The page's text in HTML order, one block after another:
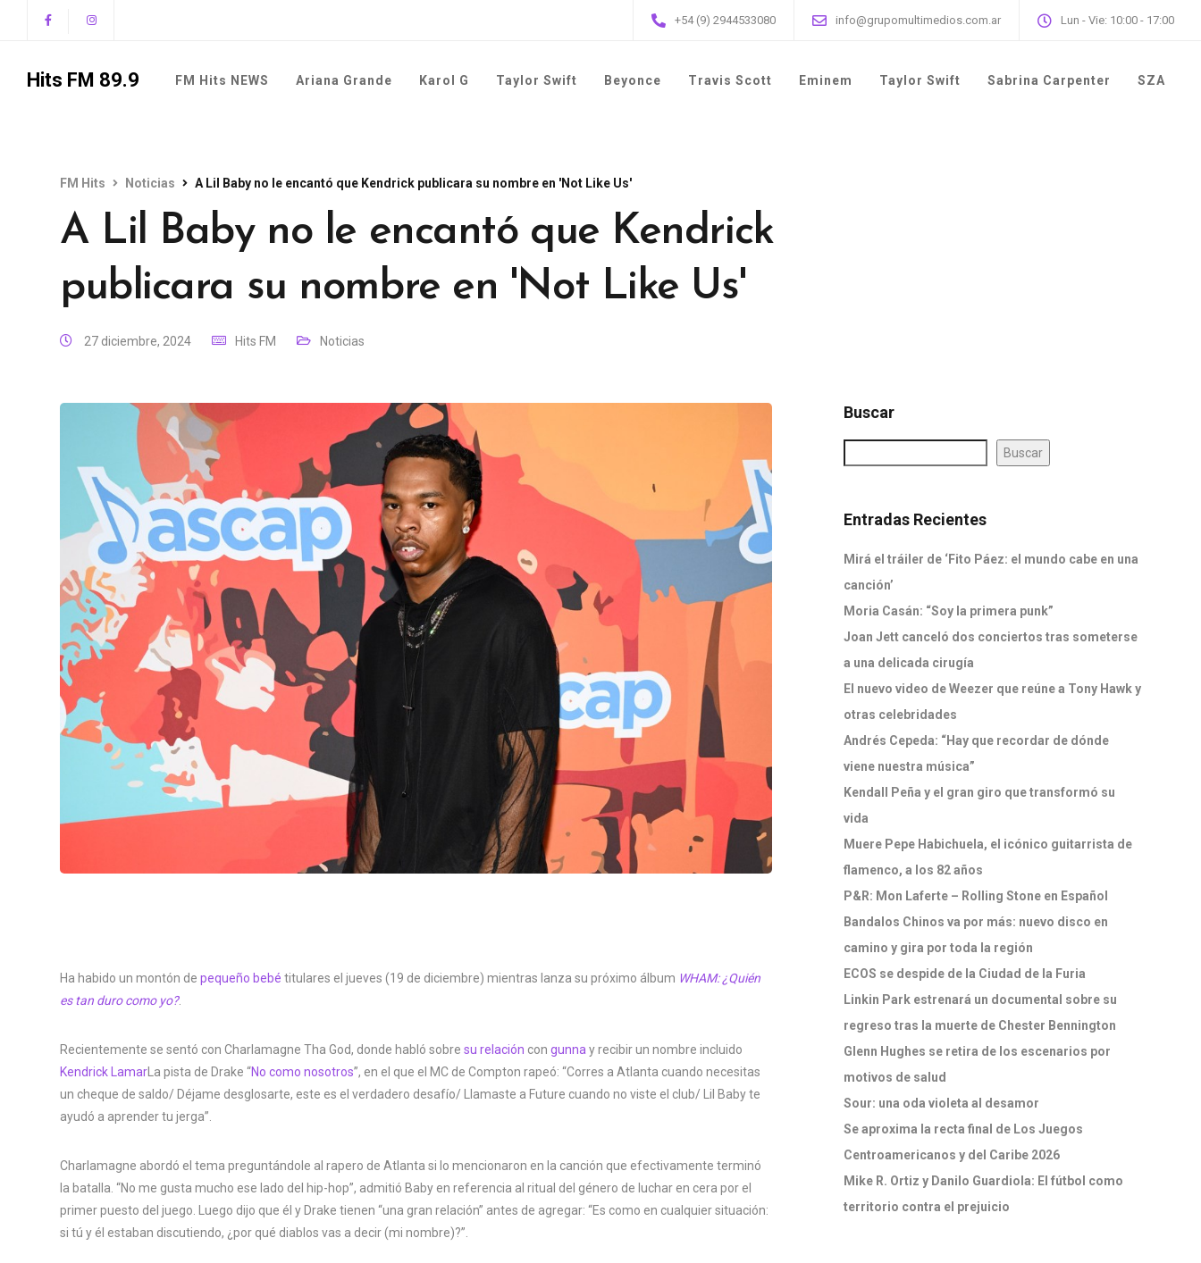
+54 (9) 2944533080 info@grupomultimedios.com.ar Lun - Vie: 10:00 - 17:00
Hits FM 89.9 FM Hits NEWS Ariana Grande Karol G Taylor Swift Beyonce Travis Scott Eminem Taylor Swift Sabrina Carpenter SZA
FM Hits Noticias A Lil Baby no le encantó que Kendrick publicara su nombre en 'Not Like Us'
A Lil Baby no le encantó que Kendrick
publicara su nombre en 'Not Like Us'
27 diciembre, 2024 Hits FM Noticias
Ha habido un montón de pequeño bebé titulares el jueves (19 de diciembre) mientras lanza su próximo álbum WHAM: ¿Quién
es tan duro como yo?.
Recientemente se sentó con Charlamagne Tha God, donde habló sobre su relación con gunna y recibir un nombre incluido
Kendrick Lamar La pista de Drake “No como nosotros”, en el que el MC de Compton rapeó: “Corres a Atlanta cuando necesitas
un cheque de saldo/ Déjame desglosarte, este es el verdadero desafío/ Llamaste a Future cuando no viste el club/ Lil Baby te
ayudó a aprender tu jerga”.
Charlamagne abordó el tema preguntándole al rapero de Atlanta si lo mencionaron en la canción que efectivamente terminó
la batalla. “No me gusta mucho ese lado del hip-hop”, admitió Baby en referencia al ritual del género de luchar en cera por el
primer puesto del juego. Luego dijo que él y Drake tienen “una gran relación” antes de agregar: “Es como en cualquier situación:
si tú y él estaban discutiendo, ¿por qué diablos vas a decir (mi nombre)?”.
Buscar
Buscar
Entradas Recientes
Mirá el tráiler de ‘Fito Páez: el mundo cabe en una
canción’
Moria Casán: “Soy la primera punk”
Joan Jett canceló dos conciertos tras someterse
a una delicada cirugía
El nuevo video de Weezer que reúne a Tony Hawk y
otras celebridades
Andrés Cepeda: “Hay que recordar de dónde
viene nuestra música”
Kendall Peña y el gran giro que transformó su
vida
Muere Pepe Habichuela, el icónico guitarrista de
flamenco, a los 82 años
P&R: Mon Laferte – Rolling Stone en Español
Bandalos Chinos va por más: nuevo disco en
camino y gira por toda la región
ECOS se despide de la Ciudad de la Furia
Linkin Park estrenará un documental sobre su
regreso tras la muerte de Chester Bennington
Glenn Hughes se retira de los escenarios por
motivos de salud
Sour: una oda violeta al desamor
Se aproxima la recta final de Los Juegos
Centroamericanos y del Caribe 2026
Mike R. Ortiz y Danilo Guardiola: El fútbol como
territorio contra el prejuicio